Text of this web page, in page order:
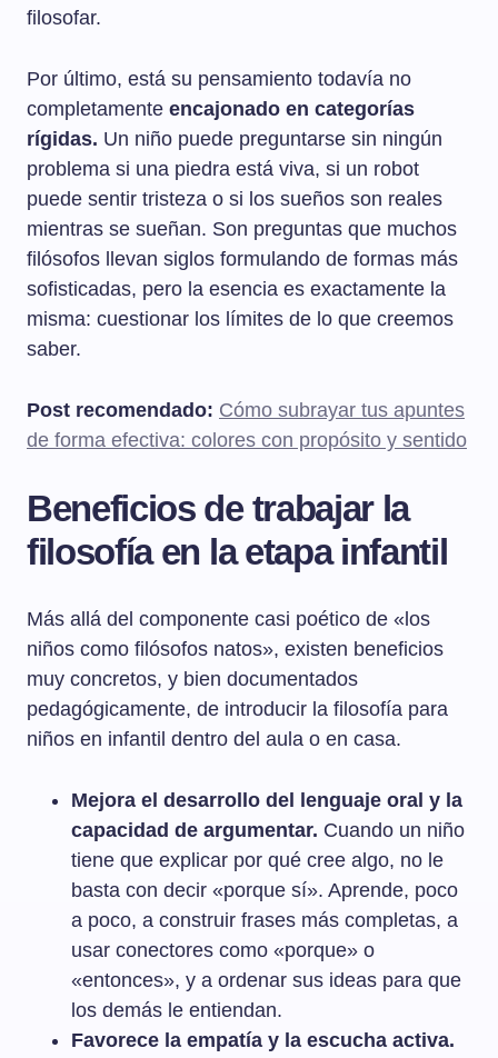
filosofar.
Por último, está su pensamiento todavía no
completamente encajonado en categorías
rígidas. Un niño puede preguntarse sin ningún
problema si una piedra está viva, si un robot
puede sentir tristeza o si los sueños son reales
mientras se sueñan. Son preguntas que muchos
filósofos llevan siglos formulando de formas más
sofisticadas, pero la esencia es exactamente la
misma: cuestionar los límites de lo que creemos
saber.
Post recomendado: Cómo subrayar tus apuntes
de forma efectiva: colores con propósito y sentido
Beneficios de trabajar la
filosofía en la etapa infantil
Más allá del componente casi poético de «los
niños como filósofos natos», existen beneficios
muy concretos, y bien documentados
pedagógicamente, de introducir la filosofía para
niños en infantil dentro del aula o en casa.
Mejora el desarrollo del lenguaje oral y la
capacidad de argumentar. Cuando un niño
tiene que explicar por qué cree algo, no le
basta con decir «porque sí». Aprende, poco
a poco, a construir frases más completas, a
usar conectores como «porque» o
«entonces», y a ordenar sus ideas para que
los demás le entiendan.
Favorece la empatía y la escucha activa.